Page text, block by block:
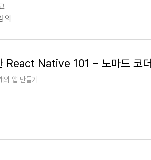
의
앱 만들기